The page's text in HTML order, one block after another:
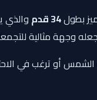
بطول34 قدم
والذي
وجهة مثالية
أو ترغب في